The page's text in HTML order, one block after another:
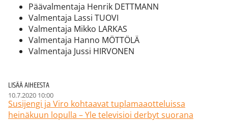
Päävalmentaja Henrik DETTMANN
Valmentaja Lassi TUOVI
Valmentaja Mikko LARKAS
Valmentaja Hanno MÖTTÖLÄ
Valmentaja Jussi HIRVONEN
LISÄÄ AIHEESTA
10.7.2020 10:00
Susijengi ja Viro kohtaavat tuplamaaotteluissa
heinäkuun lopulla – Yle televisioi derbyt suorana